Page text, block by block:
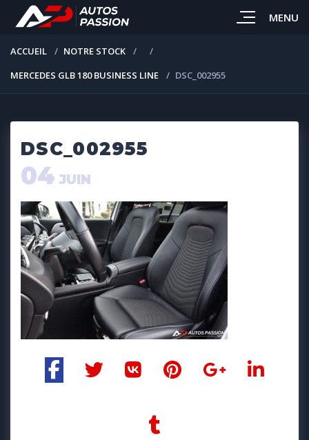
MENU
ACCUEIL
NOTRE STOCK
MERCEDES GLB 180 BUSINESS LINE
DSC_002955
DSC_002955
04 JUIN